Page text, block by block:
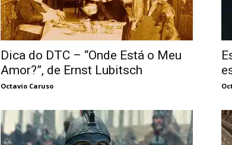
Dica do DTC – “Onde Está o Meu
Amor?”, de Ernst Lubitsch
Octavio Caruso